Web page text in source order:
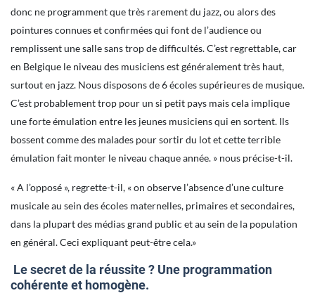
donc ne programment que très rarement du jazz, ou alors des
pointures connues et confirmées qui font de l’audience ou
remplissent une salle sans trop de difficultés. C’est regrettable, car
en Belgique le niveau des musiciens est généralement très haut,
surtout en jazz. Nous disposons de 6 écoles supérieures de musique.
C’est probablement trop pour un si petit pays mais cela implique
une forte émulation entre les jeunes musiciens qui en sortent. Ils
bossent comme des malades pour sortir du lot et cette terrible
émulation fait monter le niveau chaque année. » nous précise-t-il.
« A l’opposé », regrette-t-il, « on observe l’absence d’une culture
musicale au sein des écoles maternelles, primaires et secondaires,
dans la plupart des médias grand public et au sein de la population
en général. Ceci expliquant peut-être cela.»
Le secret de la réussite ? Une programmation
cohérente et homogène.